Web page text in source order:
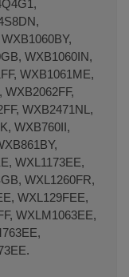
WXB1060IN,
WXB1061ME,
WXB2471NL,
WXB760II,
WXL1173EE,
WXL1260FR,
WXL129FEE,
WXLM1063EE,